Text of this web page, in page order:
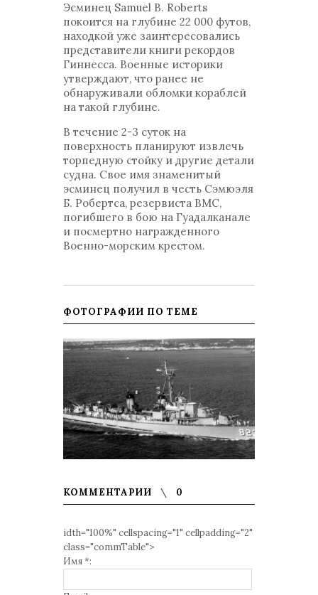
Эсминец Samuel B. Roberts
покоится на глубине 22 000 футов,
находкой уже заинтересовались
представители книги рекордов
Гиннесса. Военные историки
утверждают, что ранее не
обнаруживали обломки кораблей
на такой глубине.
В течение 2-3 суток на
поверхность планируют извлечь
торпедную стойку и другие детали
судна. Свое имя знаменитый
эсминец получил в честь Сэмюэля
Б. Робертса, резервиста ВМС,
погибшего в бою на Гуадалканале
и посмертно награжденного
Военно-морским крестом.
ФОТОГРАФИИ ПО ТЕМЕ
КОММЕНТАРИИ 0
idth="100%" cellspacing="1" cellpadding="2"
class="commTable">
Имя *: